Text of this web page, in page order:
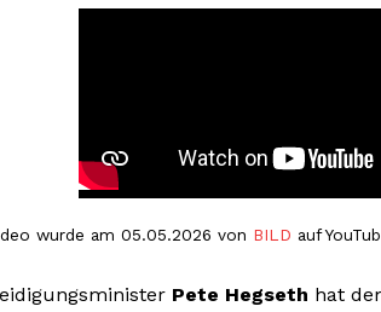
wurde am 05.05.2026 von BILD auf
Pete Hegseth hat